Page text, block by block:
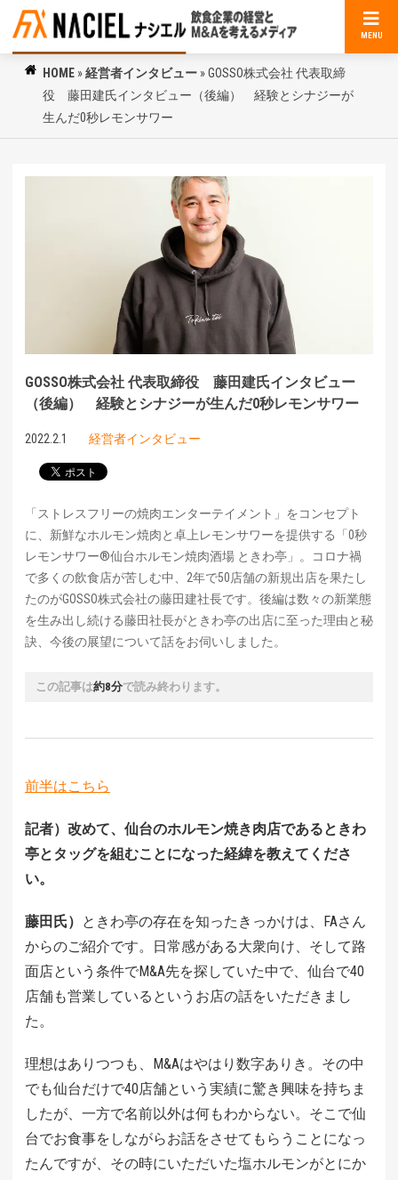
MENU
HOME »経営者インタビュー »GOSSO株式会社 代表取締
役 藤田建氏インタビュー（後編） 経験とシナジーが
生んだ0秒レモンサワー
GOSSO株式会社 代表取締役 藤田建氏インタビュー
（後編） 経験とシナジーが生んだ0秒レモンサワー
2022.2.1 経営者インタビュー
「ストレスフリーの焼肉エンターテイメント」をコンセプト
に、新鮮なホルモン焼肉と卓上レモンサワーを提供する「0秒
レモンサワー®仙台ホルモン焼肉酒場 ときわ亭」。コロナ禍
で多くの飲食店が苦しむ中、2年で50店舗の新規出店を果たし
たのがGOSSO株式会社の藤田建社長です。後編は数々の新業態
を生み出し続ける藤田社長がときわ亭の出店に至った理由と秘
訣、今後の展望について話をお伺いしました。
この記事は約8分で読み終わります。
前半はこちら
記者）改めて、仙台のホルモン焼き肉店であるときわ
亭とタッグを組むことになった経緯を教えてくださ
い。
藤田氏） ときわ亭の存在を知ったきっかけは、FAさん
からのご紹介です。日常感がある大衆向け、そして路
面店という条件でM&A先を探していた中で、仙台で40
店舗も営業しているというお店の話をいただきまし
た。
理想はありつつも、M&Aはやはり数字ありき。その中
でも仙台だけで40店舗という実績に驚き興味を持ちま
したが、一方で名前以外は何もわからない。そこで仙
台でお食事をしながらお話をさせてもらうことになっ
たんですが、その時にいただいた塩ホルモンがとにか